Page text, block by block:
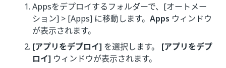
Appsをデプロイするフォルダーで、[オートメー
ション] > [Apps] に移動します。 Apps ウィンドウ
が表示されます。
[アプリをデプロイ] を選択します。 [アプリをデプ
ロイ] ウィンドウが表示されます。